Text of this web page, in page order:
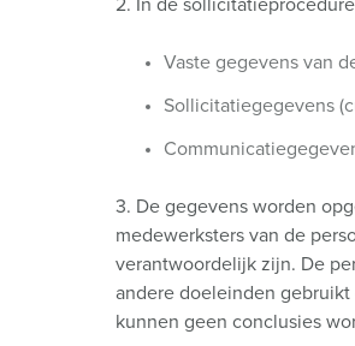
2. In de
Vaste gegevens van
Sollicitatiegegevens
3. De gegevens worden
medewerksters van de
verantwoordelijk zijn. De
andere doeleinden gebruikt
kunnen geen conclusies